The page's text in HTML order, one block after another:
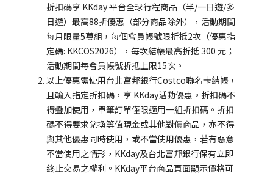
折扣碼享 KKday 平台全球行程商品（半/一日遊/多
日遊）最高88折優惠（部分商品除外），活動期間
每月限量5萬組，每個會員帳號限折抵2次（優惠指
定碼: KKCOS2026），每次結帳最高折抵 300 元；
活動期間每會員帳號折抵上限15次。
以上優惠需使用台北富邦銀行Costco聯名卡結帳，
且輸入指定折扣碼，享 KKday活動優惠。折扣碼不
得疊加使用，單筆訂單僅限適用一組折扣碼。折扣
碼不得要求兌換等值現金或其他對價商品，亦不得
與其他優惠同時使用，或不當使用優惠，若有惡意
不當使用之情形，KKday及台北富邦銀行保有立即
終止交易之權利。KKday平台商品頁面顯示價格可